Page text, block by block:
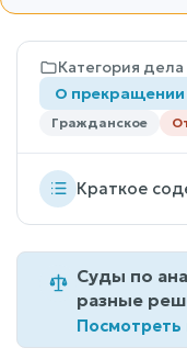
Категория дела
О прекращении
Гражданское
Краткое
Суды по
разные
Посмотреть